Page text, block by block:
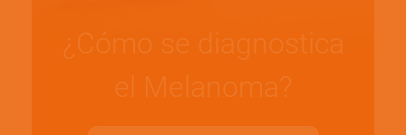
¿Cómo se diagnostica
el Melanoma?